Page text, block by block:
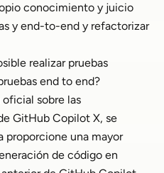
conocimiento y juicio
y end-to-end y refactorizar
realizar pruebas
end to end?
sobre las
GitHub Copilot X, se
proporcione una mayor
de código en